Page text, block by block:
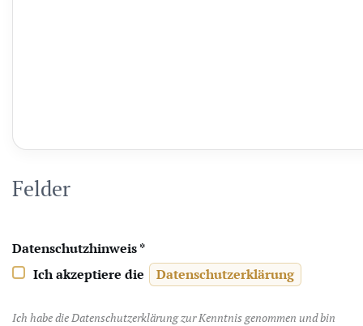
Felder
Datenschutzhinweis*
Datenschutzhinweis
Ich akzeptiere die Datenschutzerklärung
Ich habe die Datenschutzerklärung zur Kenntnis genommen und bin